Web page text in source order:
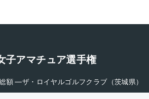
子アマチュア選手権
額 ―ザ・ロイヤルゴルフクラブ（茨城県）